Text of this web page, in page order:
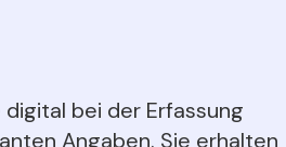
bei der Erfassung
Angaben. Sie erhalten